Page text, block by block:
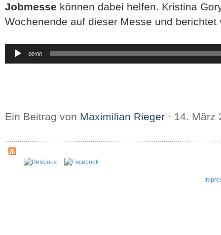
Jobmesse können dabei helfen. Kristina
Wochenende auf dieser Messe und berichtet
Audio-
Player
00:00
Ein Beitrag von Maximilian Rieger ⋅ 14. März